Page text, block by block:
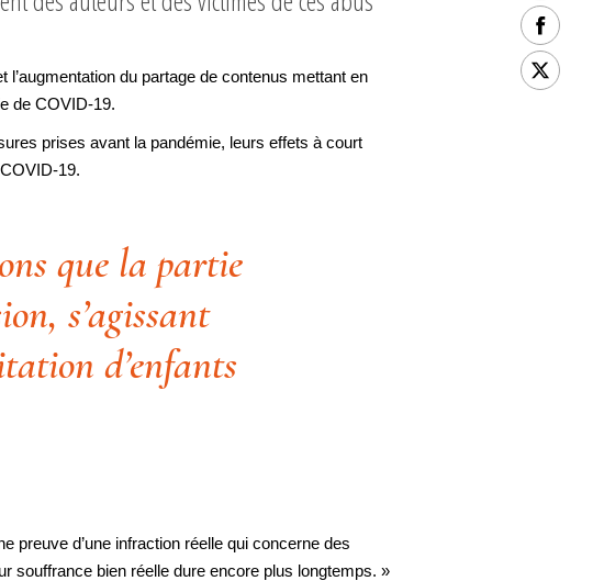
du partage de contenus mettant en
de COVID-19.
prises avant la pandémie, leurs effets à court
19.
que la partie
s’agissant
d’enfants
preuve d’une infraction réelle qui concerne des
souffrance bien réelle dure encore plus longtemps. »